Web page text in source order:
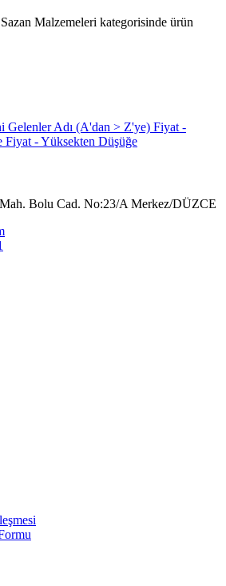
Malzemeleri kategorisinde ürün
Gelenler Adı (A'dan > Z'ye) Fiyat -
Fiyat - Yüksekten Düşüğe
Bolu Cad. No:23/A Merkez/DÜZCE